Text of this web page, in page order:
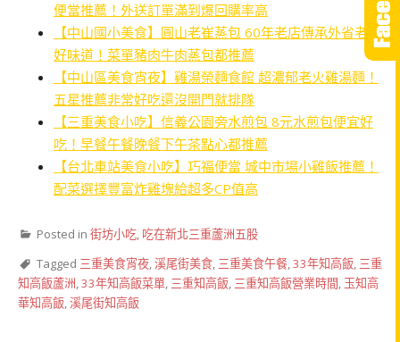
便當推薦！外送訂單滿到爆回購率高
【中山國小美食】圓山老崔蒸包 60年老店傳承外省老兵
好味道！菜單豬肉牛肉蒸包都推薦
【中山區美食宵夜】雞湯榮麵食館 超濃郁老火雞湯麵！
五星推薦非常好吃還沒開門就排隊
【三重美食小吃】信義公園旁水煎包 8元水煎包便宜好
吃！早餐午餐晚餐下午茶點心都推薦
【台北車站美食小吃】巧福便當 城中市場小雞飯推薦！
配菜選擇豐富炸雞塊給超多CP值高
Posted in 街坊小吃, 吃在新北三重蘆洲五股
Tagged 三重美食宵夜,溪尾街美食, 三重美食午餐,33年知高飯, 三重
知高飯蘆洲,33年知高飯菜單, 三重知高飯, 三重知高飯營業時間, 玉知高
華知高飯,溪尾街知高飯